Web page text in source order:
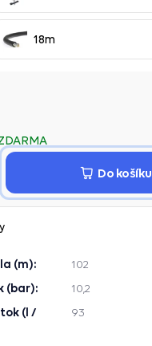
18m
Do košíku
(m): 102
(bar): 10,2
(l /
93